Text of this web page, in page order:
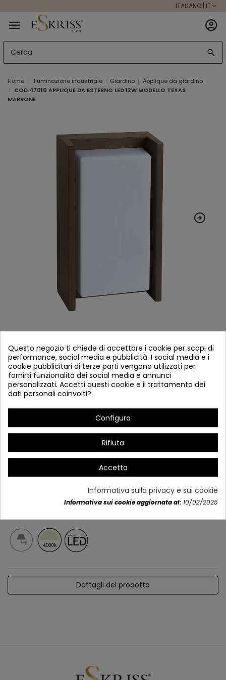
ITALIANO | IT
Home Illuminazione industriale Giardino
Applique da giardino
COD.47010 APPLIQUE DA ESTERNO LED 12W MODELLO TEXAS
MARRONE
COD.47010 APPLIQUE DA ESTERNO LED 12W
MODELLO TEXAS MARRONE
Riferimento 47010
Disponibile
Esterno Applique LED 12W Modello Texas Antracite Color
Dettagli del prodotto
Questo negozio ti chiede di accettare i cookie per scopi di
performance, social media e pubblicità. I social media e i
cookie pubblicitari di terze parti vengono utilizzati per
fornirti funzionalità dei social media e annunci
personalizzati. Accetti questi cookie e il trattamento dei
dati personali coinvolti?
Configura
Rifiuta
Accetta
Informativa sulla privacy e sui cookie
Informativa sui cookie aggiornata al: 10/02/2025